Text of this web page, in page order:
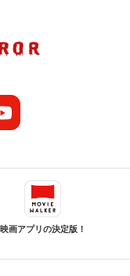
映画アプリの決定版！